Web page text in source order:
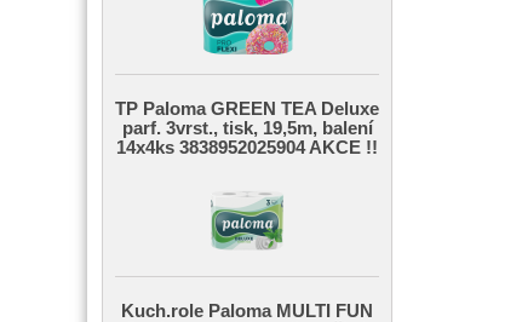
TP Paloma GREEN TEA Deluxe
parf. 3vrst., tisk, 19,5m, balení
14x4ks 3838952025904 AKCE !!
Kuch.role Paloma MULTI FUN